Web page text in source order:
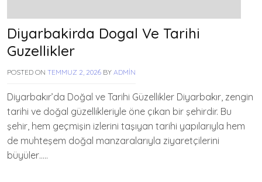
Diyarbakirda Dogal Ve Tarihi
Guzellikler
POSTED ON TEMMUZ 2, 2026 BY ADMIN
Diyarbakır’da Doğal ve Tarihi Güzellikler Diyarbakır, zengin
tarihi ve doğal güzellikleriyle öne çıkan bir şehirdir. Bu
şehir, hem geçmişin izlerini taşıyan tarihi yapılarıyla hem
de muhteşem doğal manzaralarıyla ziyaretçilerini
büyüler…..